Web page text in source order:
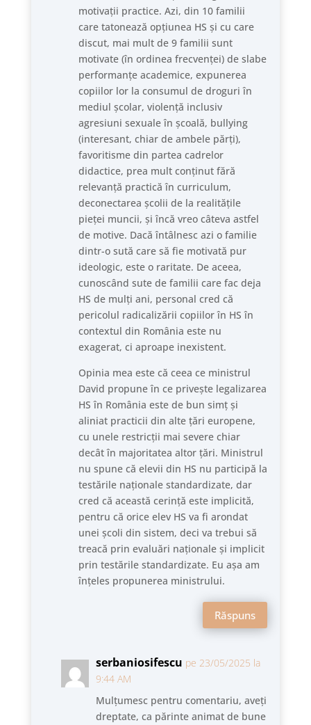
motivații practice. Azi, din 10 familii
care tatonează opțiunea HS și cu care
discut, mai mult de 9 familii sunt
motivate (în ordinea frecvenței) de slabe
performanțe academice, expunerea
copiilor lor la consumul de droguri în
mediul școlar, violență inclusiv
agresiuni sexuale în școală, bullying
(interesant, chiar de ambele părți),
favoritisme din partea cadrelor
didactice, prea mult conținut fără
relevanță practică în curriculum,
deconectarea școlii de la realitățile
pieței muncii, și încă vreo câteva astfel
de motive. Dacă întâlnesc azi o familie
dintr-o sută care să fie motivată pur
ideologic, este o raritate. De aceea,
cunoscând sute de familii care fac deja
HS de mulți ani, personal cred că
pericolul radicalizării copiilor în HS în
contextul din România este nu
exagerat, ci aproape inexistent.
Opinia mea este că ceea ce ministrul
David propune în ce privește legalizarea
HS în România este de bun simț și
aliniat practicii din alte țări europene,
cu unele restricții mai severe chiar
decât în majoritatea altor țări. Ministrul
nu spune că elevii din HS nu participă la
testările naționale standardizate, dar
cred că această cerință este implicită,
pentru că orice elev HS va fi arondat
unei școli din sistem, deci va trebui să
treacă prin evaluări naționale și implicit
prin testările standardizate. Eu așa am
înțeles propunerea ministrului.
Răspuns
serbaniosifescu pe 23/05/2025 la
9:44 AM
Mulțumesc pentru comentariu, aveți
dreptate, ca părinte animat de bune